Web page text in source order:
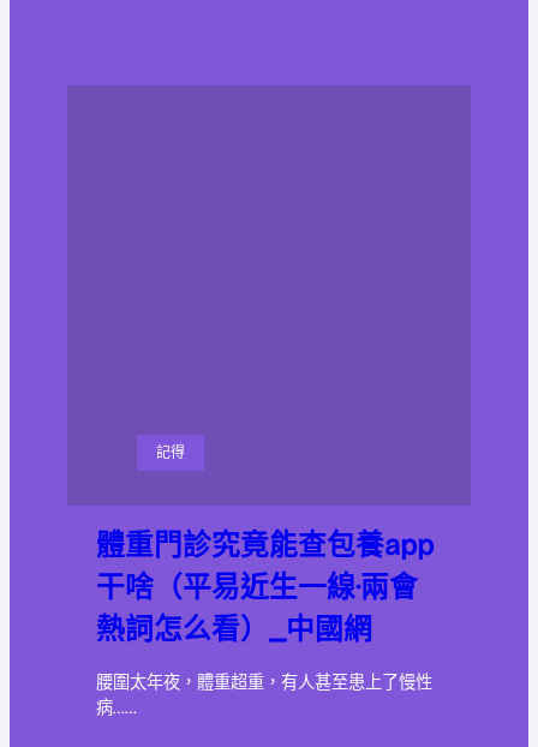
記得
體重門診究竟能查包養app
干啥（平易近生一線·兩會
熱詞怎么看）_中國網
腰圍太年夜，體重超重，有人甚至患上了慢性
病……